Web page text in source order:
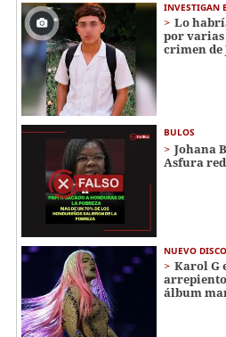
INVESTIGAN
Lo
por
crimen de
BULOS
Johana
Asfura
NUEVO DISCO
Karol G
álbum